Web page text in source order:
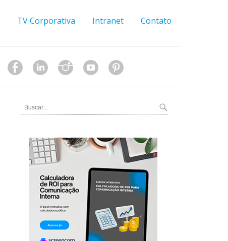
TV Corporativa Intranet Contato